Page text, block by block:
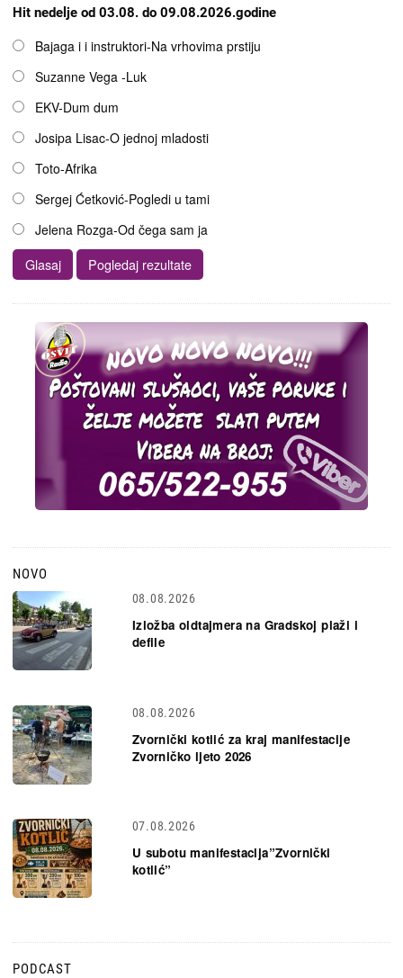
Hit nedelje od 03.08. do 09.08.2026.godine
OpcijeBajaga i i instruktori-Na vrhovima prstiju
Suzanne Vega -Luk
EKV-Dum dum
Josipa Lisac-O jednoj mladosti
Toto-Afrika
Sergej Ćetković-Pogledi u tami
Jelena Rozga-Od čega sam ja
NOVO
08.08.2026
Izložba oldtajmera na Gradskoj plaži i
defile
08.08.2026
Zvornički kotlić za kraj manifestacije
Zvorničko ljeto 2026
07.08.2026
U subotu manifestacija”Zvornički
kotlić”
PODCAST